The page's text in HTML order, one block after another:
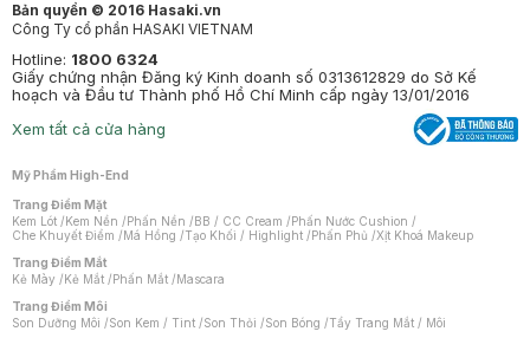
Bản quyền © 2016 Hasaki.vn
Công Ty cổ phần HASAKI VIETNAM
Hotline: 1800 6324
Giấy chứng nhận Đăng ký Kinh doanh số 0313612829 do Sở Kế
hoạch và Đầu tư Thành phố Hồ Chí Minh cấp ngày 13/01/2016
Xem tất cả cửa hàng
Mỹ Phẩm High-End
Trang Điểm Mặt
Kem Lót /Kem Nền /Phấn Nền /BB / CC Cream /Phấn Nước Cushion /
Che Khuyết Điểm /Má Hồng /Tạo Khối / Highlight /Phấn Phủ /Xịt Khoá Makeup
Trang Điểm Mắt
Kẻ Mày /Kẻ Mắt /Phấn Mắt /Mascara
Trang Điểm Môi
Son Dưỡng Môi /Son Kem / Tint /Son Thỏi /Son Bóng /Tẩy Trang Mắt / Môi